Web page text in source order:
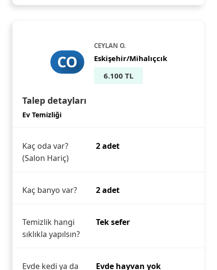
CO
CEYLAN O.
Eskişehir/Mihalıçcık
6.100 TL
Talep detayları
Ev Temizliği
Kaç oda var?
(Salon Hariç)
2 adet
Kaç banyo var? 2 adet
Temizlik hangi
sıklıkla yapılsın?
Tek sefer
Evde kedi ya da
Evde hayvan yok